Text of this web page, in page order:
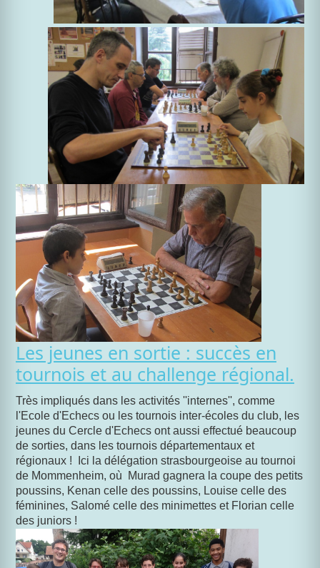
Les jeunes en sortie : succès en
tournois et au challenge régional.
Très impliqués dans les activités ''internes'', comme
l'Ecole d'Echecs ou les tournois inter-écoles du club, les
jeunes du Cercle d'Echecs ont aussi effectué beaucoup
de sorties, dans les tournois départementaux et
régionaux ! Ici la délégation strasbourgeoise au tournoi
de Mommenheim, où Murad gagnera la coupe des petits
poussins, Kenan celle des poussins, Louise celle des
féminines, Salomé celle des minimettes et Florian celle
des juniors !